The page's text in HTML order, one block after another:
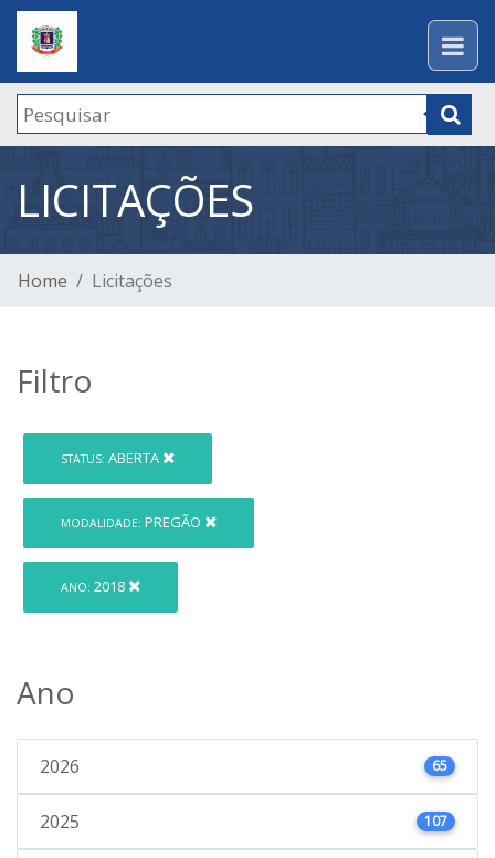
LICITAÇÕES
Home Licitações
Filtro
STATUS: ABERTA
MODALIDADE: PREGÃO
ANO: 2018
Ano
2026 65
2025 107